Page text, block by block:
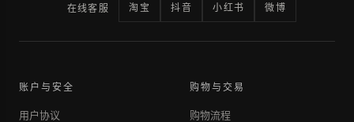
在线客服 淘宝 抖音 小红书 微博
账户与安全
用户协议
购物与交易
购物流程